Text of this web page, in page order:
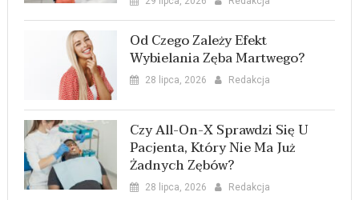
Od Czego Zależy Efekt
Wybielania Zęba Martwego?
28 lipca, 2026 Redakcja
Czy All-On-X Sprawdzi Się U
Pacjenta, Który Nie Ma Już
Żadnych Zębów?
28 lipca, 2026 Redakcja